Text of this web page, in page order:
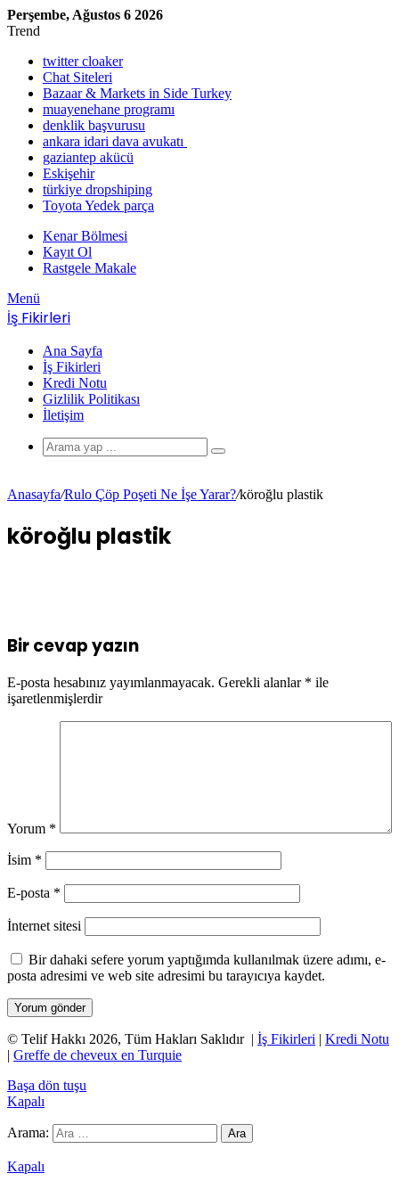
Perşembe, Ağustos 6 2026
Trend
twitter cloaker
Chat Siteleri
Bazaar & Markets in Side Turkey
muayenehane programı
denklik başvurusu
ankara idari dava avukatı
gaziantep akücü
Eskişehir
türkiye dropshiping
Toyota Yedek parça
Kenar Bölmesi
Kayıt Ol
Rastgele Makale
Menü
İş Fikirleri
Ana Sayfa
İş Fikirleri
Kredi Notu
Gizlilik Politikası
İletişim
Anasayfa/Rulo Çöp Poşeti Ne İşe Yarar?/köroğlu plastik
köroğlu plastik
Bir cevap yazın
E-posta hesabınız yayımlanmayacak. Gerekli alanlar * ile
işaretlenmişlerdir
Yorum *
İsim *
E-posta *
İnternet sitesi
Bir dahaki sefere yorum yaptığımda kullanılmak üzere adımı, e-
posta adresimi ve web site adresimi bu tarayıcıya kaydet.
© Telif Hakkı 2026, Tüm Hakları Saklıdır | İş Fikirleri | Kredi Notu
| Greffe de cheveux en Turquie
Başa dön tuşu
Kapalı
Arama:
Kapalı